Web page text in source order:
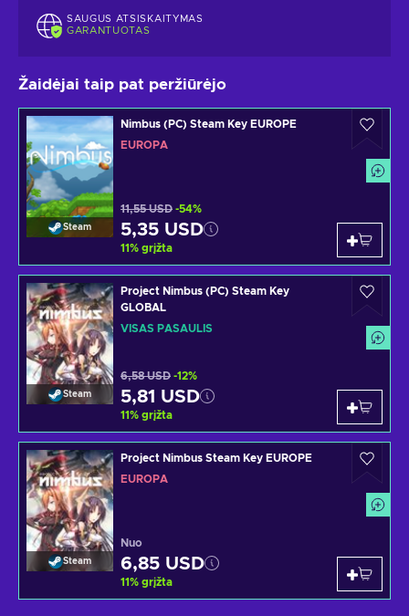
SAUGUS ATSISKAITYMAS
GARANTUOTAS
Žaidėjai taip pat peržiūrėjo
Steam
Nimbus (PC) Steam Key EUROPE
EUROPA
11,55 USD -54%
5,35 USD
11% grįžta
Steam
Project Nimbus (PC) Steam Key
GLOBAL
VISAS PASAULIS
6,58 USD -12%
5,81 USD
11% grįžta
Steam
Project Nimbus Steam Key EUROPE
EUROPA
Nuo
6,85 USD
11% grįžta